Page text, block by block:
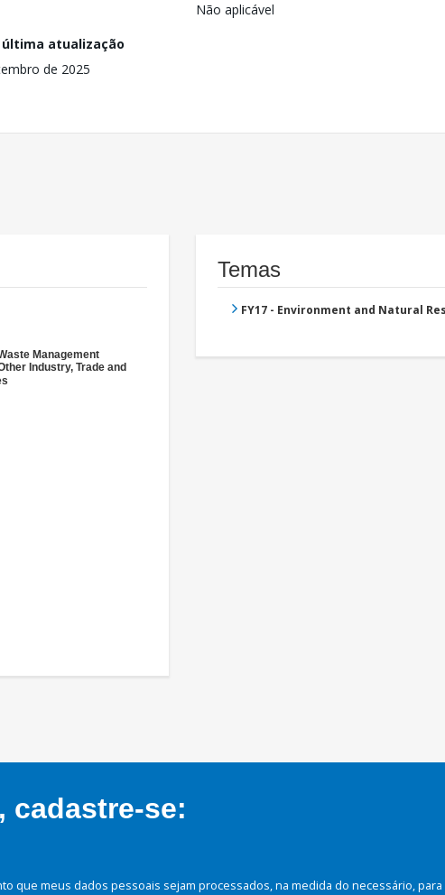
Não aplicável
última atualização
de 2025
Management
Industry, Trade and
Temas
FY17 - Environment and Natural
cadastre-se:
que meus dados pessoais sejam processados, na medida do necessário,